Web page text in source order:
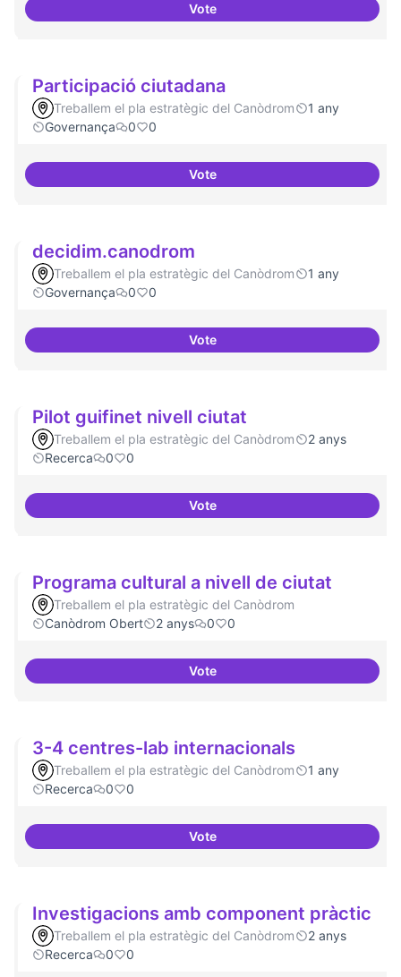
VoteProductes finalitzats i
Participació ciutadana
Treballem el pla estratègic del Canòdrom
1 any
Governança
0 0
VoteParticipació ciutadana
decidim.canodrom
Treballem el pla estratègic del Canòdrom
1 any
Governança
0 0
Votedecidim.canodrom
Pilot guifinet nivell ciutat
Treballem el pla estratègic del Canòdrom
2 anys
Recerca
0 0
VotePilot guifinet nivell ciutat
Programa cultural a nivell de ciutat
Treballem el pla estratègic del Canòdrom
Canòdrom Obert
2 anys 0 0
VotePrograma cultural a nivell de
3-4 centres-lab internacionals
Treballem el pla estratègic del Canòdrom
1 any
Recerca
0 0
Vote3-4 centres-lab internacionals
Investigacions amb component pràctic
Treballem el pla estratègic del Canòdrom
2 anys
Recerca
0 0